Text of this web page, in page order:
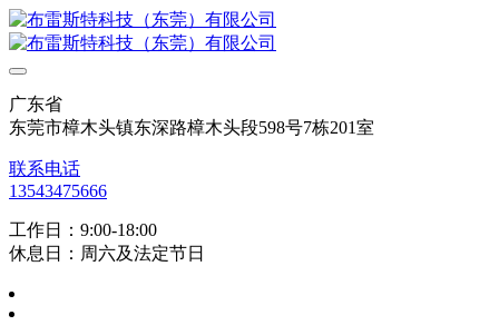
广东省
东莞市樟木头镇东深路樟木头段598号7栋201室
联系电话
13543475666
工作日：9:00-18:00
休息日：周六及法定节日